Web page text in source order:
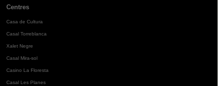
Centres
Casa de Cultura
Casal Torreblanca
Xalet Negre
Casal Mira-sol
Casino La Floresta
Casal Les Planes